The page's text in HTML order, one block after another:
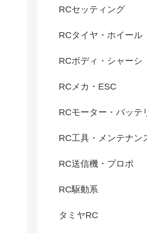
RCセッティング
RCタイヤ・ホイール
RCボディ・シャーシ
RCメカ・ESC
RCモーター・バッテ
RC工具・メンテナン
RC送信機・プロポ
RC駆動系
タミヤRC